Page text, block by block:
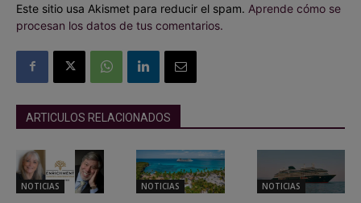
Este sitio usa Akismet para reducir el spam. Aprende cómo se
procesan los datos de tus comentarios.
ARTICULOS RELACIONADOS
NOTICIAS NOTICIAS NOTICIAS